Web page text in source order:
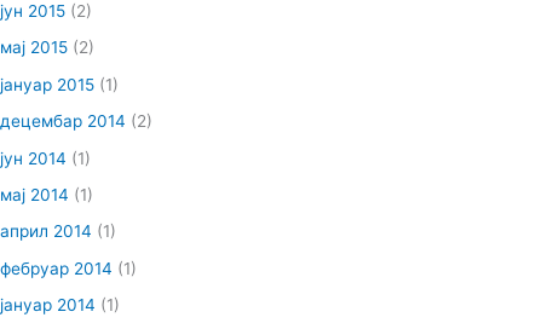
јун 2015 (2)
мај 2015 (2)
јануар 2015 (1)
децембар 2014 (2)
јун 2014 (1)
мај 2014 (1)
април 2014 (1)
фебруар 2014 (1)
јануар 2014 (1)